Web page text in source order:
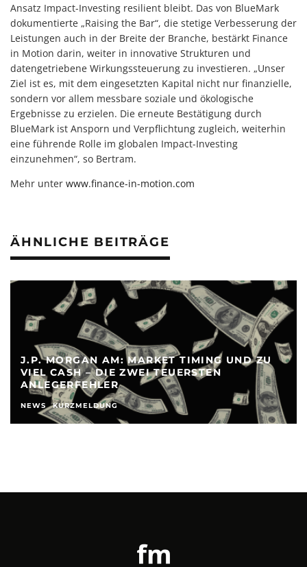
Ansatz Impact-Investing resilient bleibt. Das von BlueMark
dokumentierte „Raising the Bar“, die stetige Verbesserung der
Leistungen auch in der Breite der Branche, bestärkt Finance
in Motion darin, weiter in innovative Strukturen und
datengetriebene Wirkungssteuerung zu investieren. „Unser
Ziel ist es, mit dem eingesetzten Kapital nicht nur finanzielle,
sondern vor allem messbare soziale und ökologische
Ergebnisse zu erzielen. Die erneute Bestätigung durch
BlueMark ist Ansporn und Verpflichtung zugleich, weiterhin
eine führende Rolle im globalen Impact-Investing
einzunehmen“, so Bertram.
Mehr unter www.finance-in-motion.com
ÄHNLICHE BEITRÄGE
J.P. MORGAN AM: MARKET TIMING UND ZU
VIEL CASH – DIE ZWEI TEUERSTEN
ANLEGERFEHLER
NEWS KURZMELDUNG